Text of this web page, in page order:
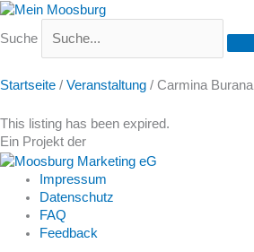
Suche
Startseite / Veranstaltung / Carmina Burana
This listing has been expired.
Ein Projekt der
Impressum
Datenschutz
FAQ
Feedback